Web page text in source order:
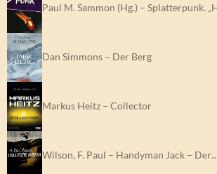
Paul M. Sammon (Hg.) – Splatterpunk.
Dan Simmons – Der Berg
Markus Heitz – Collector
Wilson, F. Paul – Handyman Jack –